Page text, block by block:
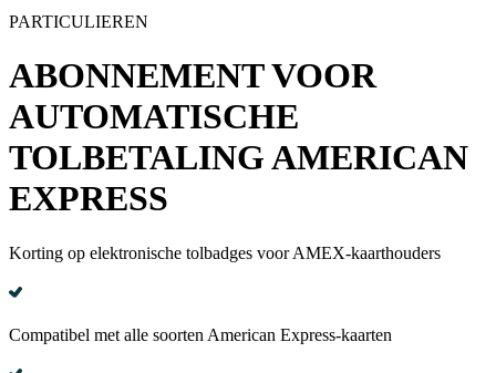
PARTICULIEREN
ABONNEMENT VOOR
AUTOMATISCHE
TOLBETALING AMERICAN
EXPRESS
Korting op elektronische tolbadges voor AMEX-kaarthouders
Compatibel met alle soorten American Express-kaarten